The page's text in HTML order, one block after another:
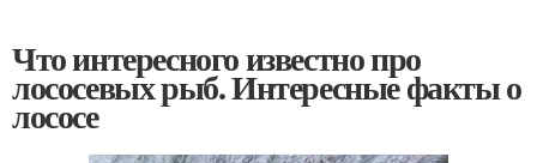
Что интересного известно про
лососевых рыб. Интересные факты о
лососе